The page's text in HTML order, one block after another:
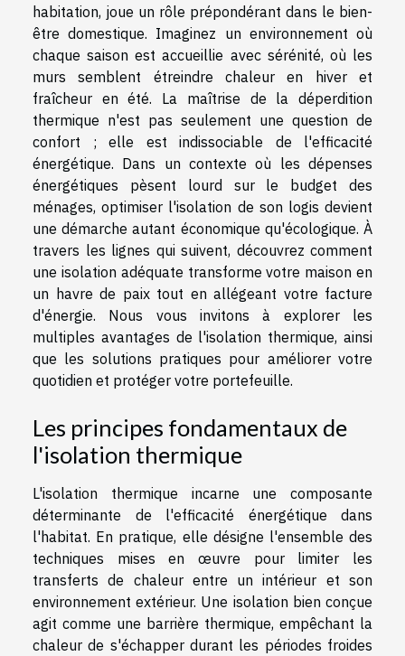
habitation, joue un rôle prépondérant dans le bien-
être domestique. Imaginez un environnement où
chaque saison est accueillie avec sérénité, où les
murs semblent étreindre chaleur en hiver et
fraîcheur en été. La maîtrise de la déperdition
thermique n'est pas seulement une question de
confort ; elle est indissociable de l'efficacité
énergétique. Dans un contexte où les dépenses
énergétiques pèsent lourd sur le budget des
ménages, optimiser l'isolation de son logis devient
une démarche autant économique qu'écologique. À
travers les lignes qui suivent, découvrez comment
une isolation adéquate transforme votre maison en
un havre de paix tout en allégeant votre facture
d'énergie. Nous vous invitons à explorer les
multiples avantages de l'isolation thermique, ainsi
que les solutions pratiques pour améliorer votre
quotidien et protéger votre portefeuille.
Les principes fondamentaux de
l'isolation thermique
L'isolation thermique incarne une composante
déterminante de l'efficacité énergétique dans
l'habitat. En pratique, elle désigne l'ensemble des
techniques mises en œuvre pour limiter les
transferts de chaleur entre un intérieur et son
environnement extérieur. Une isolation bien conçue
agit comme une barrière thermique, empêchant la
chaleur de s'échapper durant les périodes froides